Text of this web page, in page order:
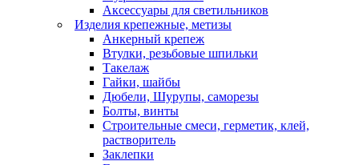
Аксессуары для светильников
Изделия крепежные, метизы
Анкерный крепеж
Втулки, резьбовые шпильки
Такелаж
Гайки, шайбы
Дюбели, Шурупы, саморезы
Болты, винты
Строительные смеси, герметик, клей,
растворитель
Заклепки